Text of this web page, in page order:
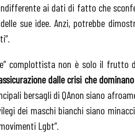
ai dati di fatto che
sue idee. Anzi, potrebbe
complottista non è solo il frutto
dalle crisi che dominano
bersagli di QAnon siano
dei maschi bianchi siano
Lgbt”.